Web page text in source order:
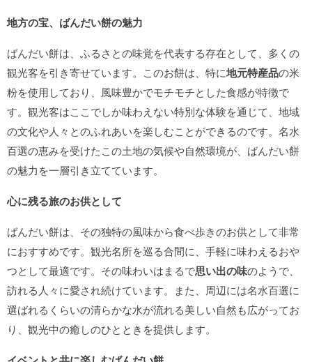
地方の宝、ばんだい餅の魅力
ばんだい餅は、ふるさとの味覚を代表する存在として、多くの
観光客を引き寄せています。このお餅は、特に地元特産品の米
粉を使用しており、風味豊かでモチモチとした食感が特徴で
す。観光客はここでしか味わえない特別な体験を通じて、地域
の文化や人々とのふれあいを楽しむことができるのです。名水
百選の恵みを受けたこの土地の気候や自然環境が、ばんだい餅
の魅力を一層引き立てています。
心に残る旅のお供として
ばんだい餅は、その独特の風味から食べ歩きのお供として非常
におすすめです。観光名所を巡る合間に、手軽に味わえるおや
つとして最適です。その味わいはまるで思い出の味のようで、
訪れる人々に愛され続けています。また、周辺には名水百選に
選ばれるくらいの清らかな水が流れる美しい自然も広がってお
り、観光中の癒しのひとときを提供します。